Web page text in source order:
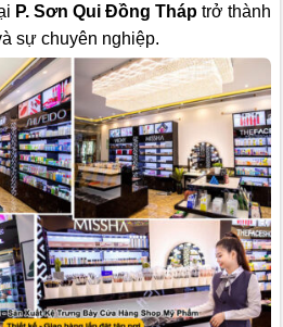
P. Sơn Qui Đồng Tháp trở thành
sự chuyên nghiệp.